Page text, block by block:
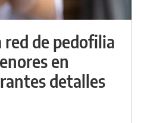
de pedofilia
en
detalles